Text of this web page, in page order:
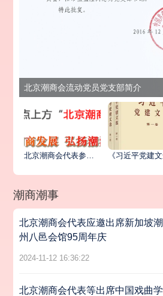
北京潮商会流动党员党支部简介
潮商潮事
北京潮商会代表应邀出席新加坡潮
州八邑会馆95周年庆
2024-11-12 16:36:22
北京潮商会代表等出席中国戏曲学